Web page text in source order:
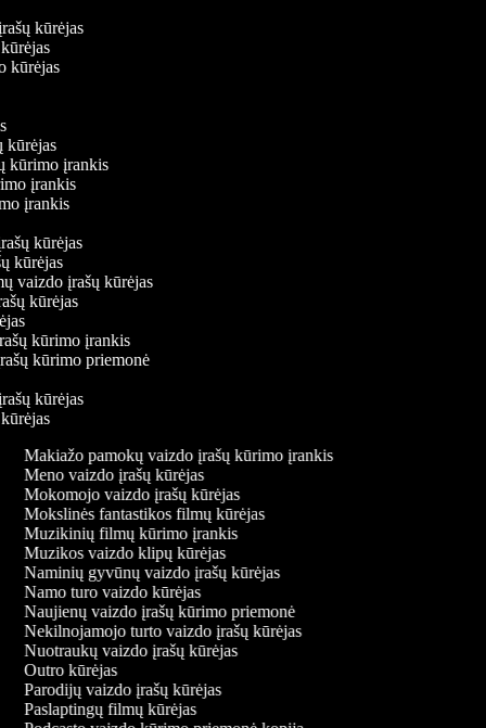
kūrėjas
kūrėjas
kūrėjas
kūrimo įrankis
įrankis
įrankis
kūrėjas
kūrėjas
vaizdo įrašų kūrėjas
kūrėjas
kūrimo įrankis
kūrimo priemonė
kūrėjas
Makiažo pamokų vaizdo įrašų kūrimo įrankis
Meno vaizdo įrašų kūrėjas
Mokomojo vaizdo įrašų kūrėjas
Mokslinės fantastikos filmų kūrėjas
Muzikinių filmų kūrimo įrankis
Muzikos vaizdo klipų kūrėjas
Naminių gyvūnų vaizdo įrašų kūrėjas
Namo turo vaizdo kūrėjas
Naujienų vaizdo įrašų kūrimo priemonė
Nekilnojamojo turto vaizdo įrašų kūrėjas
Nuotraukų vaizdo įrašų kūrėjas
Outro kūrėjas
Parodijų vaizdo įrašų kūrėjas
Paslaptingų filmų kūrėjas